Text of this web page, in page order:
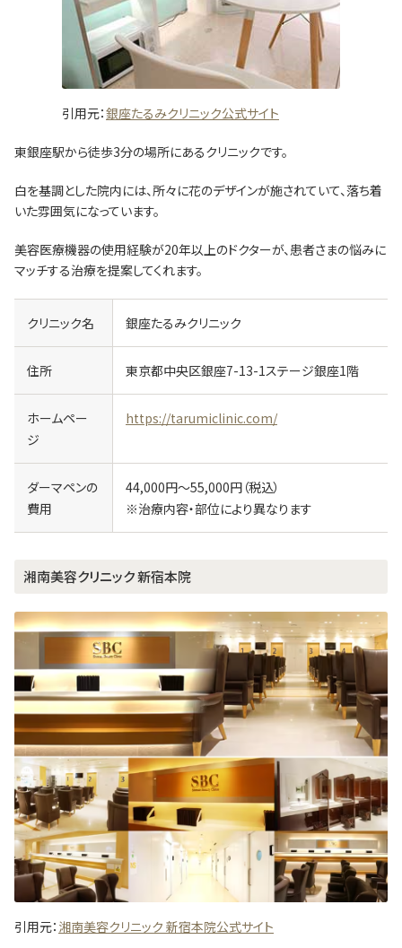
引用元：銀座たるみクリニック公式サイト
東銀座駅から徒歩3分の場所にあるクリニックです。
白を基調とした院内には、所々に花のデザインが施されていて、落ち着
いた雰囲気になっています。
美容医療機器の使用経験が20年以上のドクターが、患者さまの悩みに
マッチする治療を提案してくれます。
クリニック名 銀座たるみクリニック
住所 東京都中央区銀座7-13-1ステージ銀座1階
ホームペー
ジ
https://tarumiclinic.com/
ダーマペンの
費用
44,000円～55,000円（税込）
※治療内容・部位により異なります
湘南美容クリニック 新宿本院
引用元： 湘南美容クリニック 新宿本院公式サイト